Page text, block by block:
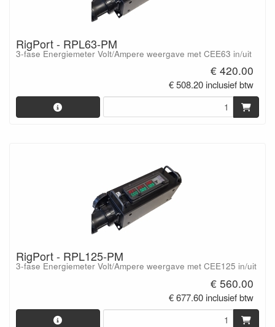
RigPort - RPL63-PM
3-fase Energiemeter Volt/Ampere weergave met CEE63 in/uit
€ 420.00
€ 508.20 inclusief btw
RigPort - RPL125-PM
3-fase Energiemeter Volt/Ampere weergave met CEE125 in/uit
€ 560.00
€ 677.60 inclusief btw